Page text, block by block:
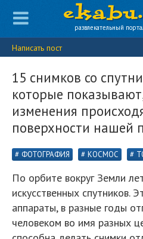
развлекательный
Написать пост
15 снимков со
которые
изменения
поверхности нашей
ФОТОГРАФИЯ КОСМОС
По орбите вокруг Земли
искусственных спутников.
аппараты, в разные годы
человеком во имя разных